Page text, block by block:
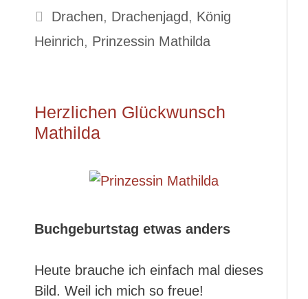
Schlagwörter
Drachen, Drachenjagd , König
Heinrich, Prinzessin Mathilda
Herzlichen Glückwunsch
Mathilda
Buchgeburtstag etwas anders
Heute brauche ich einfach mal dieses
Bild. Weil ich mich so freue!